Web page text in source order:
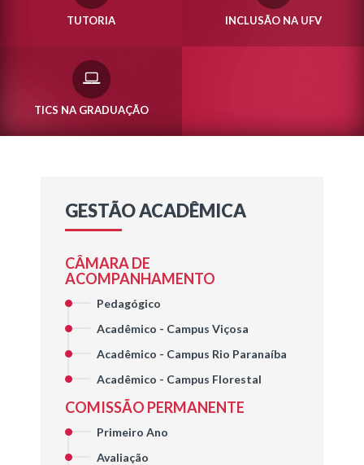
TUTORIA INCLUSÃO NA UFV
TICS NA GRADUAÇÃO
GESTÃO ACADÊMICA
CÂMARA DE
ACOMPANHAMENTO
Pedagógico
Acadêmico - Campus Viçosa
Acadêmico - Campus Rio Paranaíba
Acadêmico - Campus Florestal
COMISSÃO PERMANENTE
Primeiro Ano
Avaliação